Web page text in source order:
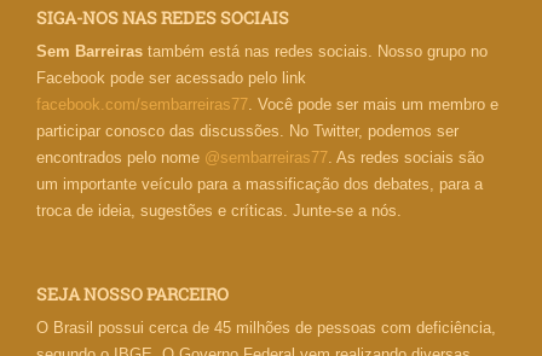
SIGA-NOS NAS REDES SOCIAIS
Sem Barreiras também está nas redes sociais. Nosso grupo no
Facebook pode ser acessado pelo link
facebook.com/sembarreiras77 . Você pode ser mais um membro e
participar conosco das discussões. No Twitter, podemos ser
encontrados pelo nome @sembarreiras77 . As redes sociais são
um importante veículo para a massificação dos debates, para a
troca de ideia, sugestões e críticas. Junte-se a nós.
SEJA NOSSO PARCEIRO
O Brasil possui cerca de 45 milhões de pessoas com deficiência,